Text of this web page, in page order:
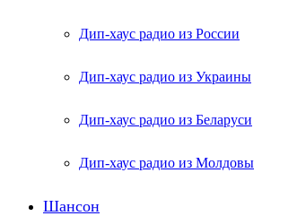
Дип-хаус радио из России
Дип-хаус радио из Украины
Дип-хаус радио из Беларуси
Дип-хаус радио из Молдовы
Шансон